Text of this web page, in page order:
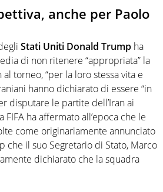
anche per Paolo
Stati Uniti Donald Trump ha
di non ritenere “appropriata” la
torneo, “per la loro stessa vita e
hanno dichiarato di essere “in
disputare le partite dell’Iran ai
FIFA ha affermato all’epoca che le
come originariamente annunciato
che il suo Segretario di Stato, Marco
dichiarato che la squadra